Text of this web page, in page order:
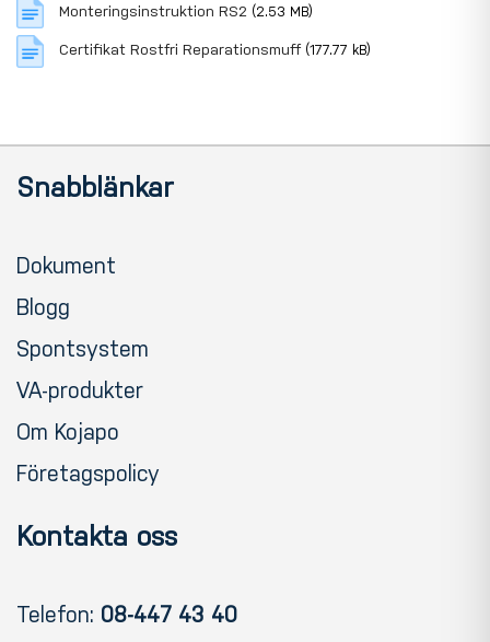
Monteringsinstruktion RS2 (2.53 MB)
Certifikat Rostfri Reparationsmuff (177.77 kB)
Snabblänkar
Dokument
Blogg
Spontsystem
VA-produkter
Om Kojapo
Företagspolicy
Kontakta oss
Telefon: 08-447 43 40